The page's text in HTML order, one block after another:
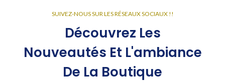
SUIVEZ-NOUS SUR LES RÉSEAUX SOCIAUX !!
Découvrez Les
Nouveautés Et L'ambiance
De La Boutique